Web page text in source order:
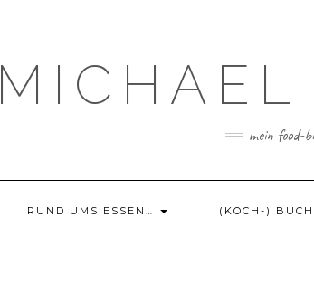
MICHAEL
mein food-
RUND UMS ESSEN… (KOCH-)